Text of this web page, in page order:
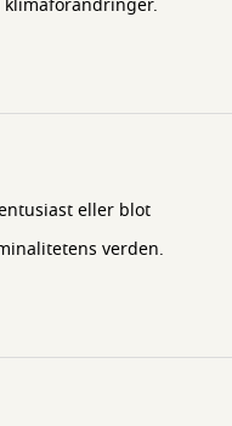
eller blot
verden.